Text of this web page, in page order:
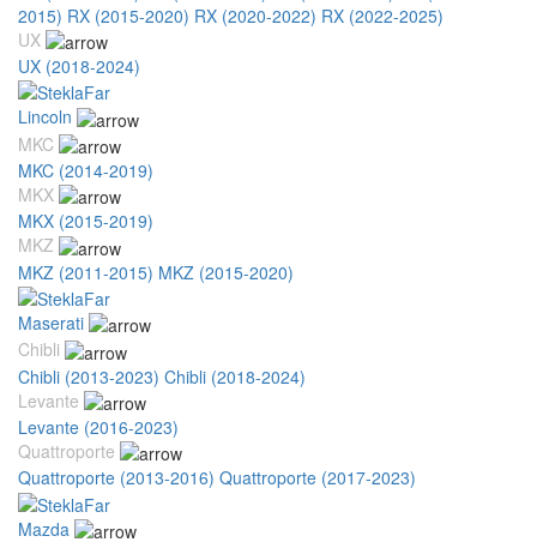
2015) RX (2015-2020) RX (2020-2022) RX (2022-2025)
UX
UX (2018-2024)
Lincoln
MKC
MKC (2014-2019)
MKX
MKX (2015-2019)
MKZ
MKZ (2011-2015) MKZ (2015-2020)
Maserati
Chibli
Chibli (2013-2023) Chibli (2018-2024)
Levante
Levante (2016-2023)
Quattroporte
Quattroporte (2013-2016) Quattroporte (2017-2023)
Mazda